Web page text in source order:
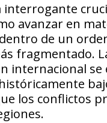
interrogante
avanzar en
de un
fragmentado.
internacional se
los conflictos